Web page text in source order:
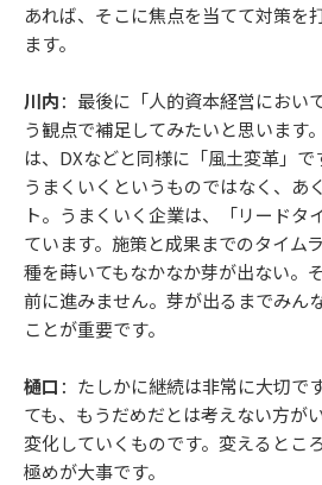
あれば、そこに焦点を当てて対策を
ます。
川内：最後に「人的資本経営におい
う観点で補足してみたいと思います
は、DXなどと同様に「風土変革」
うまくいくというものではなく、あ
ト。うまくいく企業は、「リードタ
ています。施策と成果までのタイム
種を蒔いてもなかなか芽が出ない。
前に進みません。芽が出るまでみん
ことが重要です。
樋口 ：たしかに継続は非常に大切で
ても、もうだめだとは考えない方が
変化していくものです。変えるとこ
極めが大事です。